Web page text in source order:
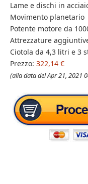
Lame e dischi in
Movimento planetario
Potente motore da
Attrezzature
Ciotola da 4,3 litri e 3
Prezzo: 322,14 €
(alla data del Apr 21, 2021